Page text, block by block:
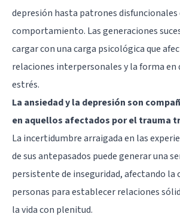
depresión hasta patrones disfuncionales
comportamiento. Las generaciones
cargar con una carga psicológica que
relaciones interpersonales y la forma en
estrés.
La ansiedad y la depresión son
en aquellos afectados por el trauma
La incertidumbre arraigada en las
de sus antepasados puede generar una
persistente de inseguridad, afectando la
personas para establecer relaciones
la vida con plenitud.